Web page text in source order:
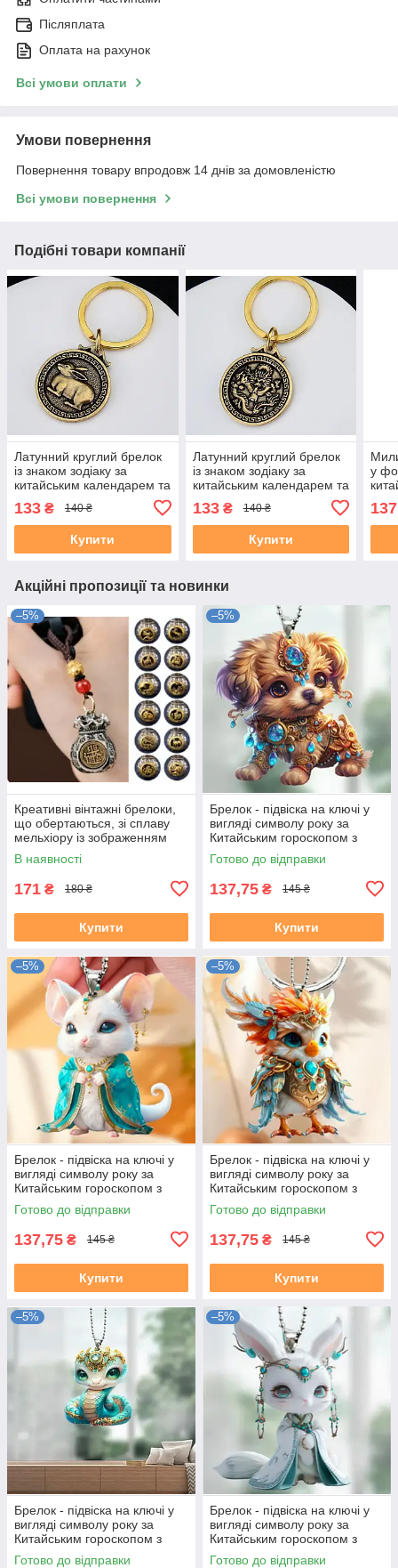
Післяплата
Оплата на рахунок
Всі умови оплати
Умови повернення
Повернення товару впродовж 14 днів за домовленістю
Всі умови повернення
Подібні товари компанії
Латунний круглий брелок
із знаком зодіаку за
китайським календарем та
фінансового благополуччя
КРОЛИК (ЗАЄЦЬ)
133 ₴ 140 ₴
Купити
Латунний круглий брелок
із знаком зодіаку за
китайським календарем та
фінансового благополуччя
ДРАКОН
133₴ 140 ₴
Купити
у
Акційні пропозиції та новинки
–5%
Креативні вінтажні брелоки,
що обертаються, зі сплаву
мельхіору із зображенням
дванадцять знаків зодіаку
В наявності
171 ₴ 180 ₴
Купити
–5%
Брелок - підвіска на ключі у
вигляді символу року за
Китайським гороскопом з
акрилу рік СОБАКИ (ПСА)
Готово до відправки
137,75 ₴ 145 ₴
Купити
–5%
Брелок - підвіска на ключі у
вигляді символу року за
Китайським гороскопом з
акрилу рік ЩУРА (МИШІ)
Готово до відправки
137,75 ₴ 145 ₴
Купити
–5%
Брелок - підвіска на ключі у
вигляді символу року за
Китайським гороскопом з
акрилу рік ПІВНЯ
Готово до відправки
137,75 ₴ 145 ₴
Купити
–5%
Брелок - підвіска на ключі у
вигляді символу року за
Китайським гороскопом з
акрилу рік ЗМІЇ
Готово до відправки
–5%
Брелок - підвіска на ключі у
вигляді символу року за
Китайським гороскопом з
акрилу рік КРОЛИКА (ЗАЙЦЯ)
Готово до відправки